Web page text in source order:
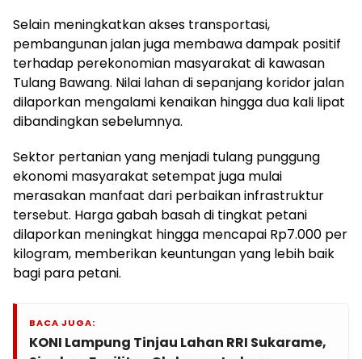
Selain meningkatkan akses transportasi,
pembangunan jalan juga membawa dampak positif
terhadap perekonomian masyarakat di kawasan
Tulang Bawang. Nilai lahan di sepanjang koridor jalan
dilaporkan mengalami kenaikan hingga dua kali lipat
dibandingkan sebelumnya.
Sektor pertanian yang menjadi tulang punggung
ekonomi masyarakat setempat juga mulai
merasakan manfaat dari perbaikan infrastruktur
tersebut. Harga gabah basah di tingkat petani
dilaporkan meningkat hingga mencapai Rp7.000 per
kilogram, memberikan keuntungan yang lebih baik
bagi para petani.
BACA JUGA:
KONI Lampung Tinjau Lahan RRI Sukarame,